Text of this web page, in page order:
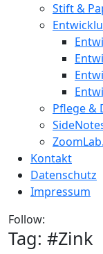
Stift &
Pflege &
Kontakt
Datenschutz
Impressum
Follow:
Tag: #Zink